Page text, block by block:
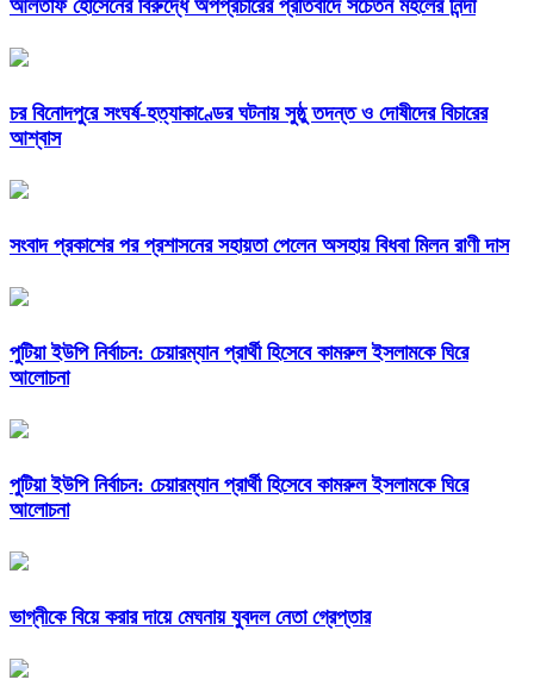
আলতাফ হোসেনের বিরুদ্ধে অপপ্রচারের প্রতিবাদে সচেতন মহলের নিন্দা
চর বিনোদপুরে সংঘর্ষ-হত্যাকাণ্ডের ঘটনায় সুষ্ঠু তদন্ত ও দোষীদের বিচারের
আশ্বাস
সংবাদ প্রকাশের পর প্রশাসনের সহায়তা পেলেন অসহায় বিধবা মিলন রাণী দাস
পুটিয়া ইউপি নির্বাচন: চেয়ারম্যান প্রার্থী হিসেবে কামরুল ইসলামকে ঘিরে
আলোচনা
পুটিয়া ইউপি নির্বাচন: চেয়ারম্যান প্রার্থী হিসেবে কামরুল ইসলামকে ঘিরে
আলোচনা
ভাগ্নীকে বিয়ে করার দায়ে মেঘনায় যুবদল নেতা গ্রেপ্তার